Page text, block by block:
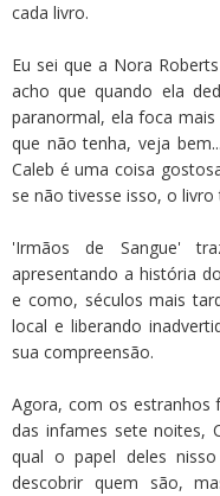
cada livro.
Eu sei que a Nora
acho que quando ela
paranormal, ela foca
que não tenha, veja
Caleb é uma coisa
se não tivesse isso, o
'Irmãos de Sangue'
apresentando a história
e como, séculos mais
local e liberando
sua compreensão.
Agora, com os estranhos
das infames sete noites,
qual o papel deles
descobrir quem são,